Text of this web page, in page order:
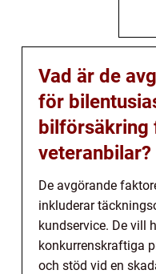
Vad är de
för
bilförsäkring
veteranbilar?
De avgörande
inkluderar
kundservice. De vill
konkurrenskraftiga
och stöd vid en